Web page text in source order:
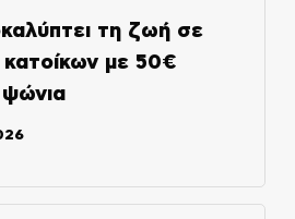
τη ζωή σε
με 50€
ψώνια